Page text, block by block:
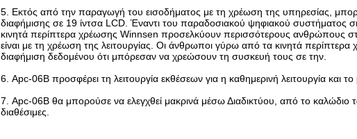
5. Εκτός από την παραγωγή του εισοδήματος με τη χρέωση της υπηρεσίας,
διαφήμισης σε 19 ίντσα LCD. Έναντι του παραδοσιακού ψηφιακού συστήματος
κινητά περίπτερα χρέωσης Winnsen προσελκύουν περισσότερους ανθρώπους
είναι με τη χρέωση της λειτουργίας. Οι άνθρωποι γύρω από τα κινητά
διαφήμιση δεδομένου ότι μπόρεσαν να χρεώσουν τη συσκευή τους σε την.
6. Apc-06B προσφέρει τη λειτουργία εκθέσεων για η καθημερινή λειτουργία και το
7. Apc-06B θα μπορούσε να ελεγχθεί μακρινά μέσω Διαδικτύου, από το καλώδιο
διαθέσιμες.